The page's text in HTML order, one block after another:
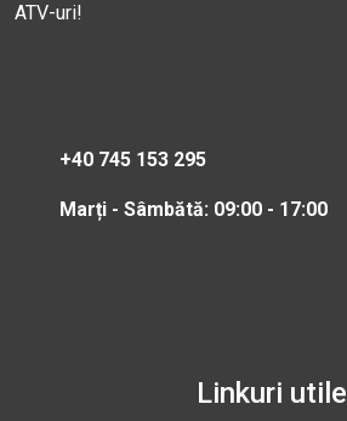
ATV-uri!
+40 745 153 295
Marți - Sâmbătă: 09:00 - 17:00
Linkuri utile